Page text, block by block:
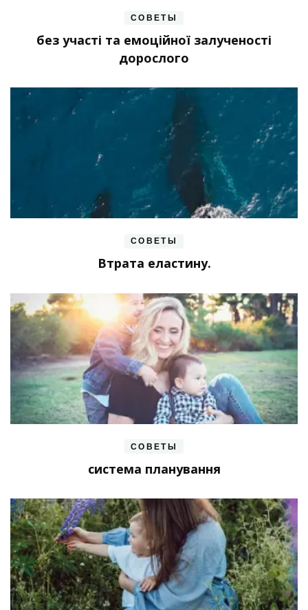
СОВЕТЫ
без участі та емоційної залученості
дорослого
СОВЕТЫ
Втрата еластину.
СОВЕТЫ
система планування